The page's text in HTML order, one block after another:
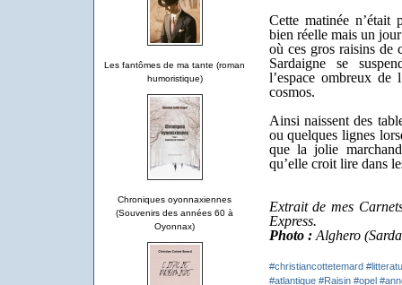
Les fantômes de ma tante (roman
humoristique)
Chroniques oyonnaxiennes
(Souvenirs des années 60 à
Oyonnax)
Cette matinée n’était
bien réelle mais un
où ces gros raisins de
Sardaigne se
l’espace ombreux de
cosmos.
Ainsi naissent des
ou quelques lignes
que la jolie
qu’elle croit lire dans
Extrait de mes
Express.
Photo :Alghero
#christiancottetemard
#atlantique #Raisin #opel